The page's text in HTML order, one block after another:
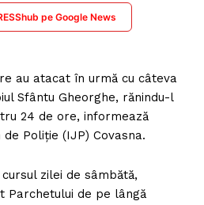
pe Google News
au atacat în urmă cu câteva
Sfântu Gheorghe, rănindu-l
24 de ore, informează
Poliţie (IJP) Covasna.
zilei de sâmbătă,
Parchetului de pe lângă